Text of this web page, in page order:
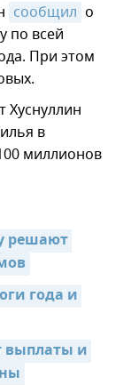
сообщил о
по всей
При этом
в
миллионов
решают
года и
выплаты и